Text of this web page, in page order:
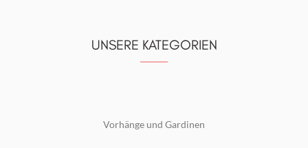
UNSERE KATEGORIEN
Vorhänge und Gardinen